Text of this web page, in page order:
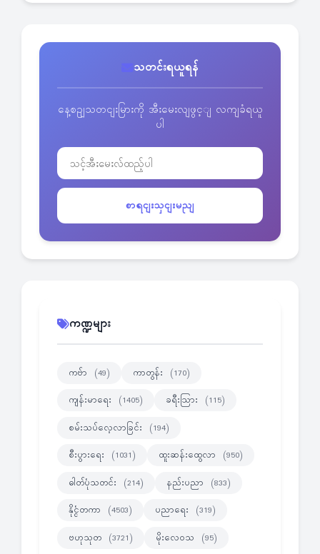
သတင်းရယူရန်
နေ့စဥျသတငျးမြားကို အီးမေးလျဖွင့ျ လကျခံရယူ
ပါ
စာရငျးသှငျးမညျ
ကဏ္ဍများ
ကဗ်ာ (49) ကာတွန်း (170)
ကျန်းမာရေး (1405) ခရီးသြား (115)
စမ်းသပ်လေ့လာခြင်း (194)
စီးပွားရေး (1031) ထူးဆန်းထွေလာ (950)
ဓါတ်ပုံသတင်း (214) နည်းပညာ (833)
နိုင္ငံတကာ (4503) ပညာရေး (319)
ဗဟုသုတ (3721) မိုးလေဝသ (95)